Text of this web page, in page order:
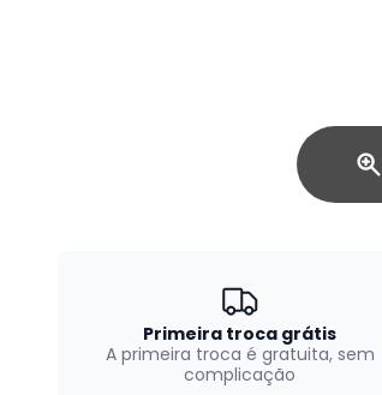
Primeira troca grátis
A primeira troca é gratuita, sem
complicação